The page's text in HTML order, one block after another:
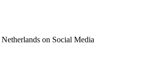
on Social Media